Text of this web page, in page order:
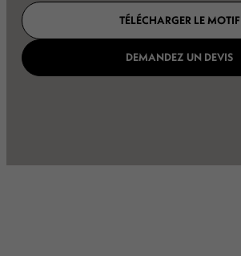
TÉLÉCHARGER LE MOTIF
DEMANDEZ UN DEVIS